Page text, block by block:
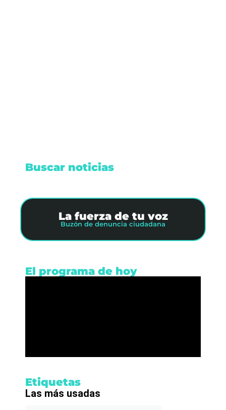
Buscar noticias
La fuerza de tu voz
Buzón de denuncia ciudadana
El programa de hoy
Etiquetas
Las más usadas